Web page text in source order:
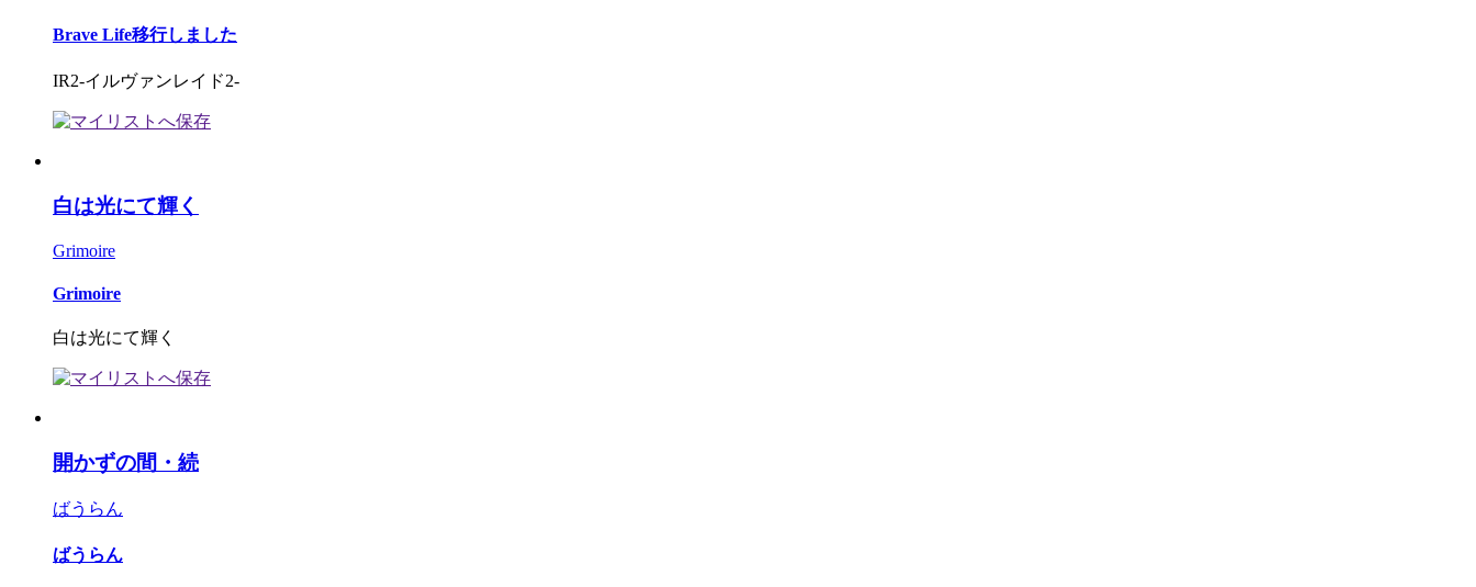
Brave Life移行しました
IR2-イルヴァンレイド2-
白は光にて輝く
Grimoire
Grimoire
白は光にて輝く
開かずの間・続
ばうらん
ばうらん